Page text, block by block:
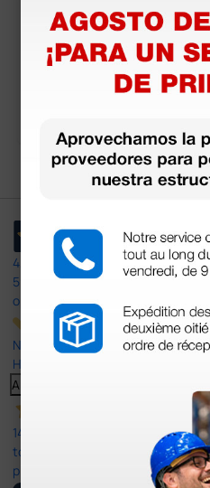
Set gafas de protecc
ión - resistentes
1 kit
4,4
597
opiniones
Nuestras reseñas de 4 y 5
Haga clic aquí para leerlos todos >
Anterior
14 Jul 2026
todo correcto. podria señalar que
plazo de entrega se alarga.